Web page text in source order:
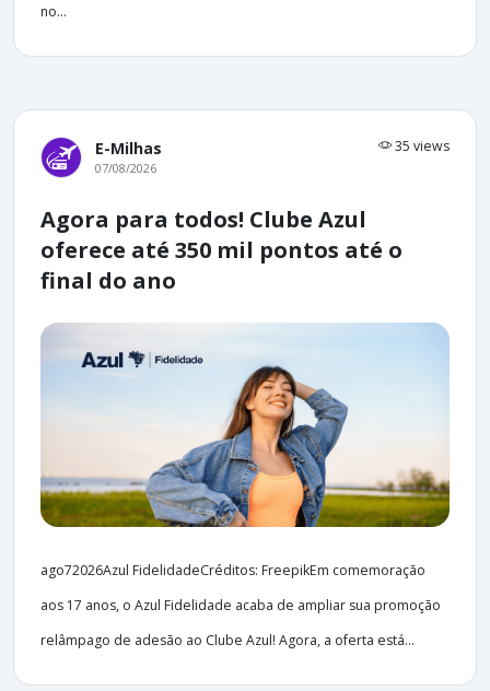
no...
E-Milhas 35 views
07/08/2026
Agora para todos! Clube Azul
oferece até 350 mil pontos até o
final do ano
ago72026Azul FidelidadeCréditos: FreepikEm comemoração
aos 17 anos, o Azul Fidelidade acaba de ampliar sua promoção
relâmpago de adesão ao Clube Azul! Agora, a oferta está...